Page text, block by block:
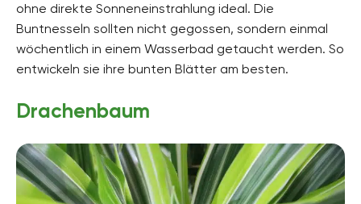
ohne direkte Sonneneinstrahlung ideal. Die
Buntnesseln sollten nicht gegossen, sondern einmal
wöchentlich in einem Wasserbad getaucht werden. So
entwickeln sie ihre bunten Blätter am besten.
Drachenbaum